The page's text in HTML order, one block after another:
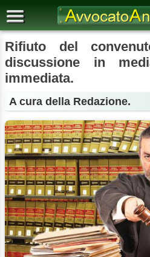
Rifiuto del
discussione in
immediata.
A cura della Redazione.